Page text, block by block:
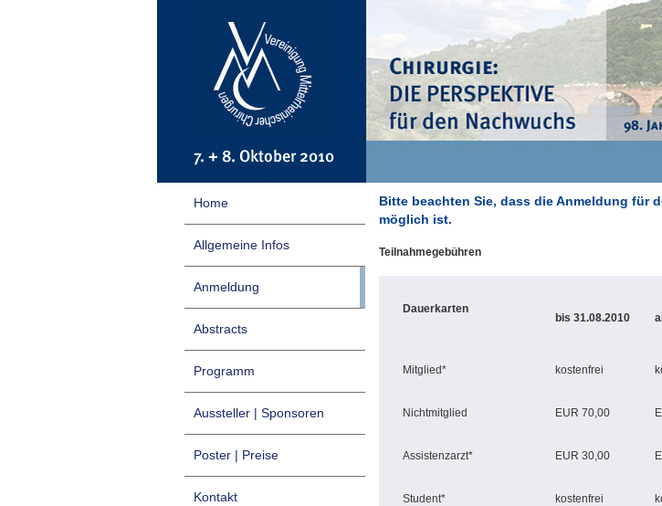
Home
Allgemeine Infos
Anmeldung
Abstracts
Programm
Aussteller | Sponsoren
Poster | Preise
Kontakt
Bitte beachten Sie, dass die Anmeldung für
möglich ist.
Teilnahmegebühren
Dauerkarten
bis 31.08.2010
Mitglied* kostenfrei
Nichtmitglied EUR 70,00
Assistenzarzt* EUR 30,00
Student* kostenfrei